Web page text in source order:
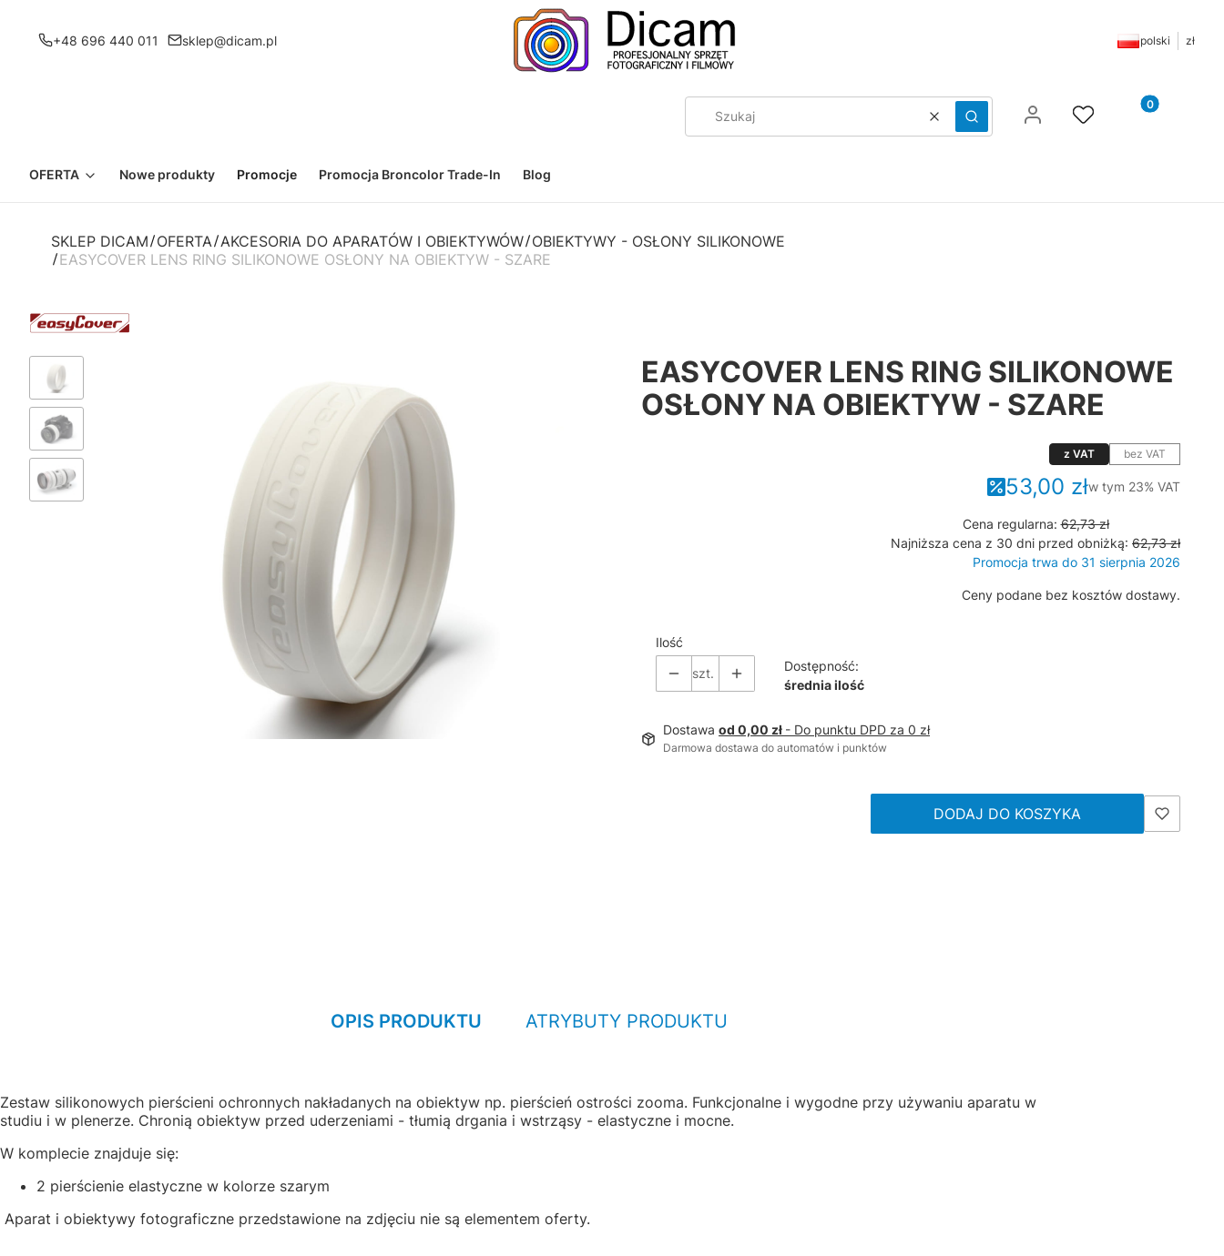
+48 696 440 011 sklep@dicam.pl polski zł
WyczyśćSzukaj
Produkty w
OFERTA Nowe produkty Promocje Promocja Broncolor Trade-In Blog
SKLEP DICAM OFERTA AKCESORIA DO APARATÓW I OBIEKTYWÓW OBIEKTYWY - OSŁONY SILIKONOWE
EASYCOVER LENS RING SILIKONOWE OSŁONY NA OBIEKTYW - SZARE
EASYCOVER LENS RING SILIKONOWE
OSŁONY NA OBIEKTYW - SZARE
z VAT bez VAT
53,00 złw tym 23% VAT
w tym 23% VAT
Cena regularna: 62,73 zł
Najniższa cena z 30 dni przed obniżką: 62,73 zł
Promocja trwa do 31 sierpnia 2026
Ceny podane bez kosztów dostawy.
Ilość
szt.
Dostępność:
średnia ilość
Dostawa od 0,00 zł - Do punktu DPD za 0 zł
Darmowa dostawa do automatów i punktów
DODAJ DO KOSZYKA
OPIS PRODUKTU ATRYBUTY PRODUKTU
Zestaw silikonowych pierścieni ochronnych nakładanych na obiektyw np. pierścień ostrości zooma. Funkcjonalne i wygodne przy używaniu aparatu w
studiu i w plenerze. Chronią obiektyw przed uderzeniami - tłumią drgania i wstrząsy - elastyczne i mocne.
W komplecie znajduje się:
2 pierścienie elastyczne w kolorze szarym
Aparat i obiektywy fotograficzne przedstawione na zdjęciu nie są elementem oferty.